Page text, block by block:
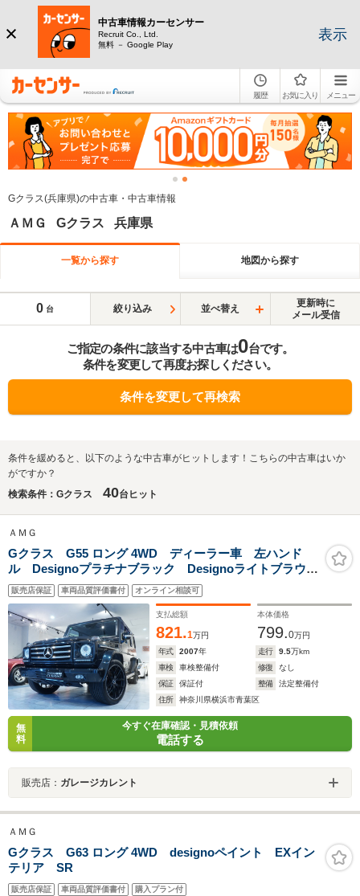
中古車情報カーセンサー
Recruit Co., Ltd.
無料 － Google Play
表示
履歴 お気に入り メニュー
Gクラス(兵庫県)の中古車・中古車情報
ＡＭＧ Gクラス 兵庫県
一覧から探す 地図から探す
0 台 絞り込み 並べ替え
更新時に
メール受信
ご指定の条件に該当する中古車は0台です。
条件を変更して再度お探しください。
条件を変更して再検索
条件を緩めると、以下のような中古車がヒットします！こちらの中古車はいか
がですか？
検索条件：Gクラス
40台ヒット
ＡＭＧ
Gクラス G55 ロング 4WD ディーラー車 左ハンド
ル Designoプラチナブラック Designoライトブラウン
レザー EDTION463純正21インチAW サンルーフ 取
説 記録簿 前後ブレーキディスク&パッド交換渡し
販売店保証 車両品質評価書付 オンライン相談可
支払総額
821.1万円
本体価格
799.0万円
年式
2007年 走行 9.5万km
車検
車検整備付 修復
なし
保証
保証付 整備
法定整備付
住所
神奈川県横浜市青葉区
無
料
今すぐ在庫確認・見積依頼
電話する
販売店： ガレージカレント
ＡＭＧ
Gクラス G63 ロング 4WD designoペイント EXイン
テリア SR
販売店保証 車両品質評価書付 購入プラン付